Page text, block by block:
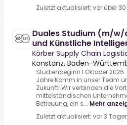
Zuletzt aktualisiert: vor über
Duales Studium (m/
und Künstliche
Konstanz 2026
Körber Supply Chain
Konstanz, Baden-
Studienbeginn I Oktober
Jahre.Komm in unser Team
Zukunft!.Wir verbinden die
mittelständischen
Betreuung, ein s... Mehr
Zuletzt aktualisiert: vor 3